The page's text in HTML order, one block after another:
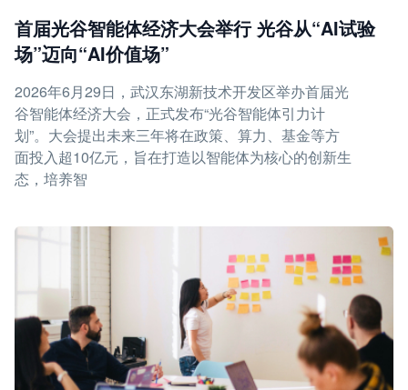
首届光谷智能体经济大会举行 光谷从“AI试验
场”迈向“AI价值场”
2026年6月29日，武汉东湖新技术开发区举办首届光
谷智能体经济大会，正式发布“光谷智能体引力计
划”。大会提出未来三年将在政策、算力、基金等方
面投入超10亿元，旨在打造以智能体为核心的创新生
态，培养智